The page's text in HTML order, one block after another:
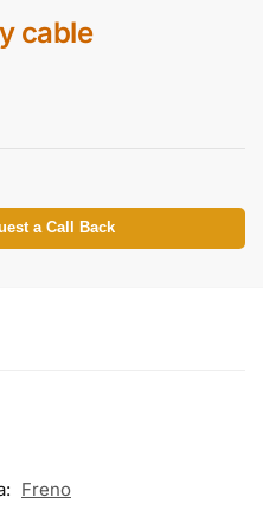
cable
a Call Back
Freno